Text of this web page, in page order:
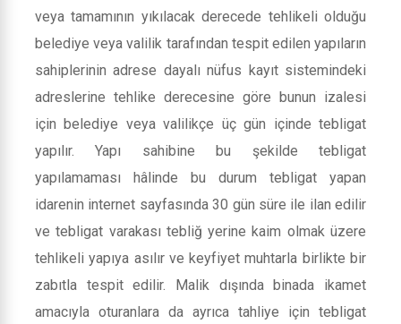
veya tamamının yıkılacak derecede tehlikeli olduğu
belediye veya valilik tarafından tespit edilen yapıların
sahiplerinin adrese dayalı nüfus kayıt sistemindeki
adreslerine tehlike derecesine göre bunun izalesi
için belediye veya valilikçe üç gün içinde tebligat
yapılır. Yapı sahibine bu şekilde tebligat
yapılamaması hâlinde bu durum tebligat yapan
idarenin internet sayfasında 30 gün süre ile ilan edilir
ve tebligat varakası tebliğ yerine kaim olmak üzere
tehlikeli yapıya asılır ve keyfiyet muhtarla birlikte bir
zabıtla tespit edilir. Malik dışında binada ikamet
amacıyla oturanlara da ayrıca tahliye için tebligat